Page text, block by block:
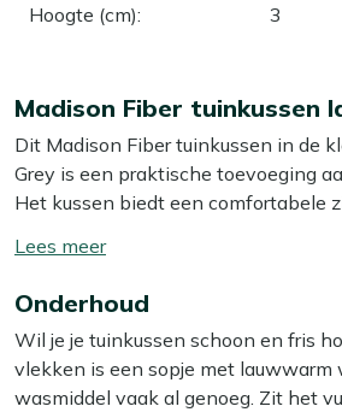
Hoogte (cm): 3
Madison Fiber tuinkussen
Dit Madison Fiber tuinkussen in de
Grey is een praktische toevoeging
Het kussen biedt een comfortabele
past het perfect op de meeste
uitstraling aan je buitenruimte. Dit
los rugkussen en zitkussen. Dankzij
achterkant bevestig je ze makkelijk
stapelbare tuinstoelen, zodat ze
Toon/verberg
meer
Onderhoud
Wil je je tuinkussen schoon en fris
vlekken is een sopje met lauwwarm
wasmiddel vaak al genoeg. Zit het